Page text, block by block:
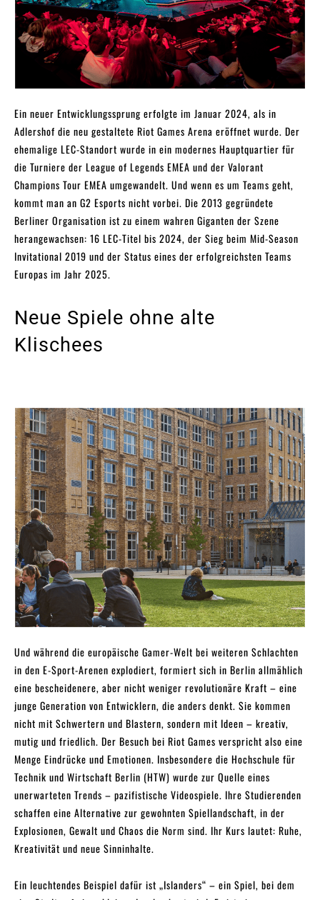
Ein neuer Entwicklungssprung erfolgte im Januar 2024, als in
Adlershof die neu gestaltete Riot Games Arena eröffnet wurde. Der
ehemalige LEC-Standort wurde in ein modernes Hauptquartier für
die Turniere der League of Legends EMEA und der Valorant
Champions Tour EMEA umgewandelt. Und wenn es um Teams geht,
kommt man an G2 Esports nicht vorbei. Die 2013 gegründete
Berliner Organisation ist zu einem wahren Giganten der Szene
herangewachsen: 16 LEC-Titel bis 2024, der Sieg beim Mid-Season
Invitational 2019 und der Status eines der erfolgreichsten Teams
Europas im Jahr 2025.
Neue Spiele ohne alte
Klischees
Und während die europäische Gamer-Welt bei weiteren Schlachten
in den E-Sport-Arenen explodiert, formiert sich in Berlin allmählich
eine bescheidenere, aber nicht weniger revolutionäre Kraft – eine
junge Generation von Entwicklern, die anders denkt. Sie kommen
nicht mit Schwertern und Blastern, sondern mit Ideen – kreativ,
mutig und friedlich. Der Besuch bei Riot Games verspricht also eine
Menge Eindrücke und Emotionen. Insbesondere die Hochschule für
Technik und Wirtschaft Berlin (HTW) wurde zur Quelle eines
unerwarteten Trends – pazifistische Videospiele. Ihre Studierenden
schaffen eine Alternative zur gewohnten Spiellandschaft, in der
Explosionen, Gewalt und Chaos die Norm sind. Ihr Kurs lautet: Ruhe,
Kreativität und neue Sinninhalte.
Ein leuchtendes Beispiel dafür ist „Islanders“ – ein Spiel, bei dem